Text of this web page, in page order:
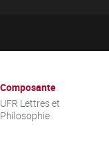
Composante
UFR Lettres et
Philosophie